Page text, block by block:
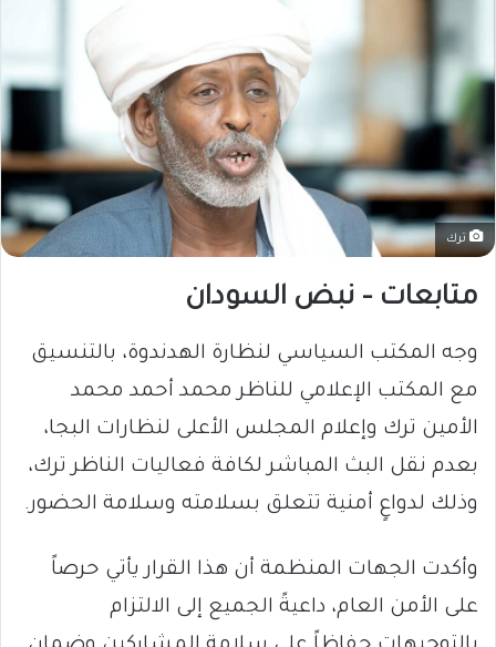
ترك
متابعات – نبض السودان
وجه المكتب السياسي لنظارة الهدندوة، بالتنسيق
مع المكتب الإعلامي للناظر محمد أحمد محمد
الأمين ترك وإعلام المجلس الأعلى لنظارات البجا،
بعدم نقل البث المباشر لكافة فعاليات الناظر ترك،
وذلك لدواعٍ أمنية تتعلق بسلامته وسلامة الحضور.
وأكدت الجهات المنظمة أن هذا القرار يأتي حرصاً
على الأمن العام، داعيةً الجميع إلى الالتزام